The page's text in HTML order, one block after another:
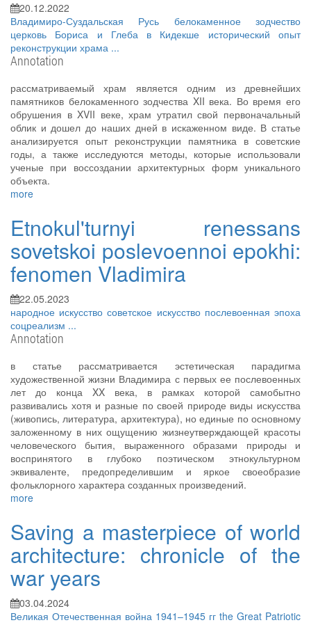
20.12.2022
Владимиро-Суздальская Русь белокаменное зодчество
церковь Бориса и Глеба в Кидекше исторический опыт
реконструкции храма ...
Annotation
рассматриваемый храм является одним из древнейших
памятников белокаменного зодчества XII века. Во время его
обрушения в XVII веке, храм утратил свой первоначальный
облик и дошел до наших дней в искаженном виде. В статье
анализируется опыт реконструкции памятника в советские
годы, а также исследуются методы, которые использовали
ученые при воссоздании архитектурных форм уникального
объекта.
more
Etnokul'turnyi renessans
sovetskoi poslevoennoi epokhi:
fenomen Vladimira
22.05.2023
народное искусствосоветское искусство послевоенная эпоха
соцреализм ...
Annotation
в статье рассматривается эстетическая парадигма
художественной жизни Владимира с первых ее послевоенных
лет до конца XX века, в рамках которой самобытно
развивались хотя и разные по своей природе виды искусства
(живопись, литература, архитектура), но единые по основному
заложенному в них ощущению жизнеутверждающей красоты
человеческого бытия, выраженного образами природы и
воспринятого в глубоко поэтическом этнокультурном
эквиваленте, предопределившим и яркое своеобразие
фольклорного характера созданных произведений.
more
Saving a masterpiece of world
architecture: chronicle of the
war years
03.04.2024
Великая Отечественная война 1941–1945 гг the Great Patriotic